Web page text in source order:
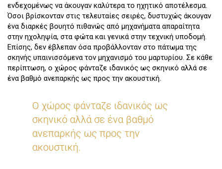
ενδεχομένως να άκουγαν καλύτερα το ηχητικό αποτέλεσμα.
Όσοι βρίσκονταν στις τελευταίες σειρές, δυστυχώς άκουγαν
ένα διαρκές βουητό πιθανώς από μηχανήματα απαραίτητα
στην ηχοληψία, στα φώτα και γενικά στην τεχνική υποδομή.
Επίσης, δεν έβλεπαν όσα προβάλλονταν στο πάτωμα της
σκηνής υπαινισσόμενα τον μηχανισμό του μαρτυρίου. Σε κάθε
περίπτωση, ο χώρος φάνταζε ιδανικός ως σκηνικό αλλά σε
ένα βαθμό ανεπαρκής ως προς την ακουστική.
O χώρος φάνταζε ιδανικός ως
σκηνικό αλλά σε ένα βαθμό
ανεπαρκής ως προς την
ακουστική.